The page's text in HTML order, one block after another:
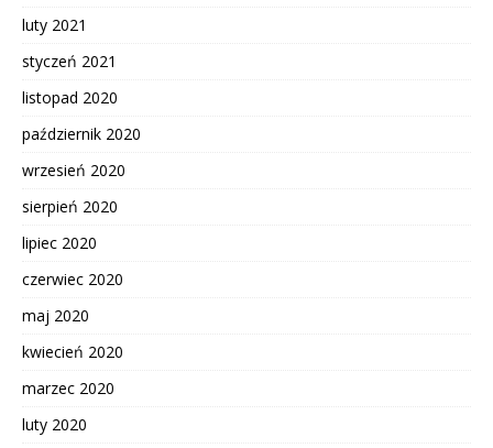
luty 2021
styczeń 2021
listopad 2020
październik 2020
wrzesień 2020
sierpień 2020
lipiec 2020
czerwiec 2020
maj 2020
kwiecień 2020
marzec 2020
luty 2020